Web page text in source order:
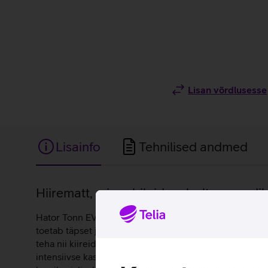
Lisan võrdlusesse
Lisainfo Tehnilised andmed
Lisainfo
Hiirematt, mis sobib ideaalselt e-
Hator Tonn EVO eSports on e-spordi kasutuseks
toetab täpset ja aeglast hiire liikumist, sobides eriti
teha nii kiireid liigutusi kui ka täpseid sihtimisi,
intensiivse kasutuse ajal, vältides soovimatut